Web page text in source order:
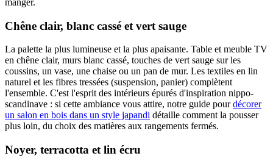
manger.
Chêne clair, blanc cassé et vert sauge
La palette la plus lumineuse et la plus apaisante. Table et meuble TV
en chêne clair, murs blanc cassé, touches de vert sauge sur les
coussins, un vase, une chaise ou un pan de mur. Les textiles en lin
naturel et les fibres tressées (suspension, panier) complètent
l'ensemble. C'est l'esprit des intérieurs épurés d'inspiration nippo-
scandinave : si cette ambiance vous attire, notre guide pourdécorer
un salon en bois dans un style japandi détaille comment la pousser
plus loin, du choix des matières aux rangements fermés.
Noyer, terracotta et lin écru